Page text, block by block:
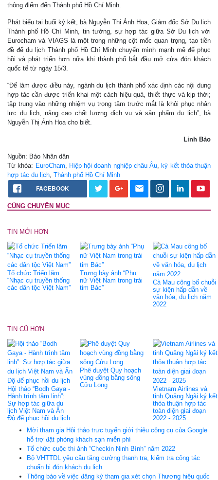
thông điểm đến Thành phố Hồ Chí Minh.
Phát biểu tại buổi ký kết, bà Nguyễn Thị Ánh Hoa, Giám đốc Sở Du lịch
Thành phố Hồ Chí Minh, tin tưởng, sự hợp tác giữa Sở Du lịch với
Eurocham và VIAGS là một trong những cột mốc quan trọng, tạo tiền
đề để du lịch Thành phố Hồ Chí Minh chuyển mình mạnh mẽ để phục
hồi và phát triển hơn nữa khi thành phố bắt đầu mở cửa đón khách
quốc tế từ ngày 15/3.
“Để làm được điều này, ngành du lịch thành phố xác định các nội dung
hợp tác cần được triển khai một cách hiệu quả, thiết thực và kịp thời;
tập trung vào những nhiệm vụ trọng tâm trước mắt là khôi phục nhân
lực du lịch, nâng cao chất lượng dịch vụ và sản phẩm du lịch”, bà
Nguyễn Thị Ánh Hoa cho biết.
Linh Bảo
Nguồn: Báo Nhân dân
Từ khóa: EuroCham Hiệp hội doanh nghiệp châu Âu
ký kết thỏa thuận
hợp tác du lịch Thành phố Hồ Chí Minh
FACEBOOK
CÙNG CHUYÊN MỤC
TIN MỚI HƠN
Tổ chức Triển lãm
“Nhạc cụ truyền thống
các dân tộc Việt Nam”
Trưng bày ảnh “Phụ
nữ Việt Nam trong trái
tim Bác”
Cà Mau công bố chuỗi
sự kiện hấp dẫn về
văn hóa, du lịch năm
2022
TIN CŨ HƠN
Hội thảo “Bodh Gaya -
Hành trình tâm linh”:
Sự hợp tác giữa du
lịch Việt Nam và Ấn
Độ để phục hồi du lịch
Phê duyệt Quy hoạch
vùng đồng bằng sông
Cửu Long
Vietnam Airlines và
tỉnh Quảng Ngãi ký kết
thỏa thuận hợp tác
toàn diện giai đoạn
2022 - 2025
Mời tham gia Hội thảo trực tuyến giới thiệu công cụ của Google
hỗ trợ đặt phòng khách sạn miễn phí
Tổ chức cuộc thi ảnh “Checkin Ninh Bình” năm 2022
Bộ VHTTDL yêu cầu tăng cường thanh tra, kiểm tra công tác
chuẩn bị đón khách du lịch
Thông báo về việc đăng ký tham gia xét chọn Thương hiệu quốc